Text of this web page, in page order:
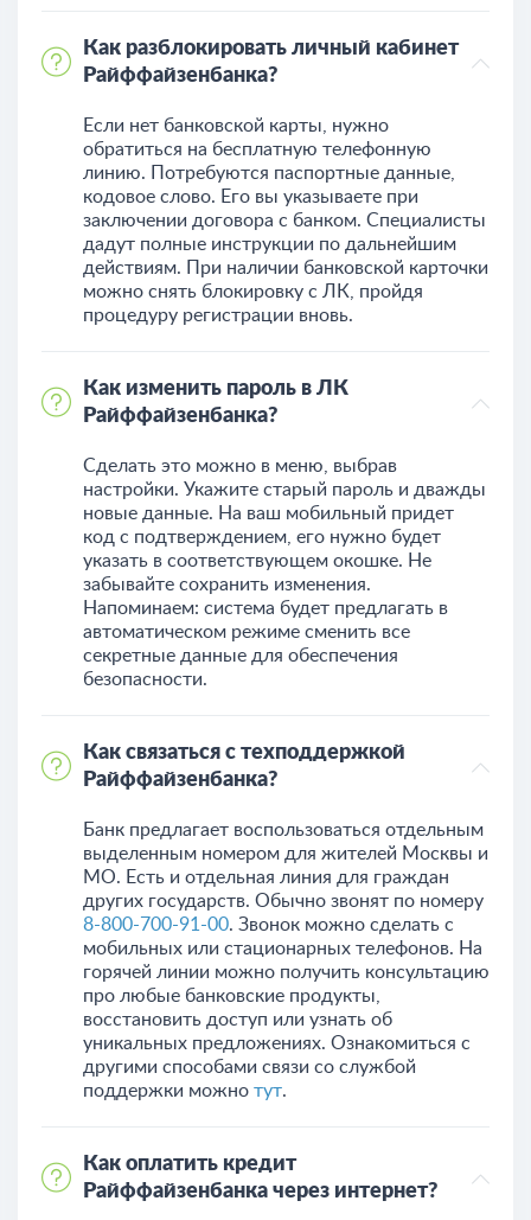
Как разблокировать личный кабинет
Райффайзенбанка?
Если нет банковской карты, нужно
обратиться на бесплатную телефонную
линию. Потребуются паспортные данные,
кодовое слово. Его вы указываете при
заключении договора с банком. Специалисты
дадут полные инструкции по дальнейшим
действиям. При наличии банковской карточки
можно снять блокировку с ЛК, пройдя
процедуру регистрации вновь.
Как изменить пароль в ЛК
Райффайзенбанка?
Сделать это можно в меню, выбрав
настройки. Укажите старый пароль и дважды
новые данные. На ваш мобильный придет
код с подтверждением, его нужно будет
указать в соответствующем окошке. Не
забывайте сохранить изменения.
Напоминаем: система будет предлагать в
автоматическом режиме сменить все
секретные данные для обеспечения
безопасности.
Как связаться с техподдержкой
Райффайзенбанка?
Банк предлагает воспользоваться отдельным
выделенным номером для жителей Москвы и
МО. Есть и отдельная линия для граждан
других государств. Обычно звонят по номеру
8-800-700-91-00. Звонок можно сделать с
мобильных или стационарных телефонов. На
горячей линии можно получить консультацию
про любые банковские продукты,
восстановить доступ или узнать об
уникальных предложениях. Ознакомиться с
другими способами связи со службой
поддержки можно тут.
Как оплатить кредит
Райффайзенбанка через интернет?